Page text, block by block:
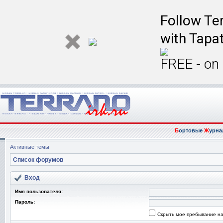
Follow
with
FREE -
БортовыеЖ
Активные темы
Список форумов
Вход
Имя пользователя:
Пароль:
Скрыть мое пребывание